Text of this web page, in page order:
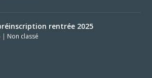
rentrée 2025
| Non classé